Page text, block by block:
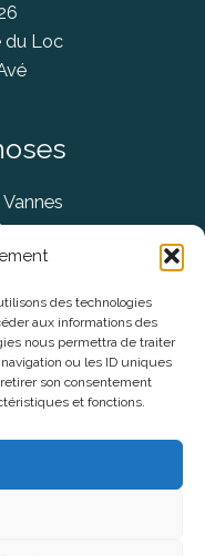
des technologies
aux informations des
nous permettra de traiter
ou les ID uniques
son consentement
et fonctions.
du Loc